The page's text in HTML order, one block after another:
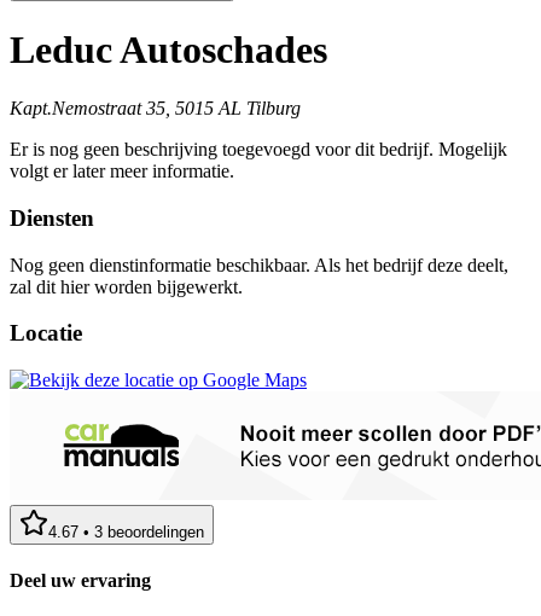
Leduc Autoschades
Kapt.Nemostraat 35, 5015 AL Tilburg
Er is nog geen beschrijving toegevoegd voor dit bedrijf. Mogelijk
volgt er later meer informatie.
Diensten
Nog geen dienstinformatie beschikbaar. Als het bedrijf deze deelt,
zal dit hier worden bijgewerkt.
Locatie
4.67 • 3 beoordelingen
Deel uw ervaring